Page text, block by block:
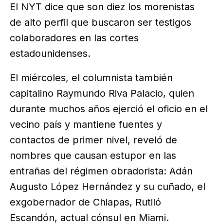
El NYT dice que son diez los morenistas
de alto perfil que buscaron ser testigos
colaboradores en las cortes
estadounidenses.
El miércoles, el columnista también
capitalino Raymundo Riva Palacio, quien
durante muchos años ejerció el oficio en el
vecino país y mantiene fuentes y
contactos de primer nivel, reveló de
nombres que causan estupor en las
entrañas del régimen obradorista: Adán
Augusto López Hernández y su cuñado, el
exgobernador de Chiapas, Rutiló
Escandón, actual cónsul en Miami.